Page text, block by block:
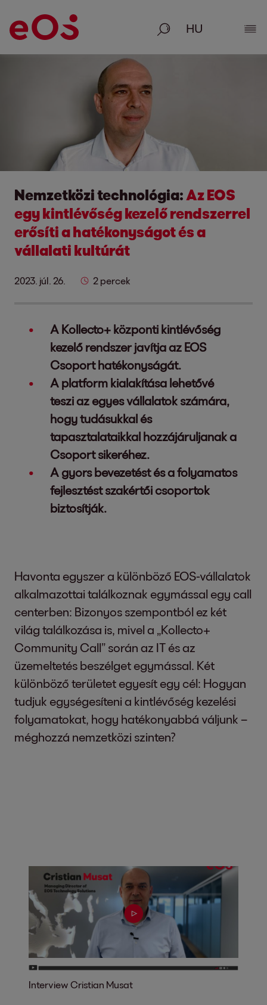
Keresés
Nemzetközi technológia: Az EOS
egy kintlévőség kezelő rendszerrel
erősíti a hatékonyságot és a
vállalati kultúrát
2023. júl. 26. 2 percek
A Kollecto+ központi kintlévőség
kezelő rendszer javítja az EOS
Csoport hatékonyságát.
A platform kialakítása lehetővé
teszi az egyes vállalatok számára,
hogy tudásukkal és
tapasztalataikkal hozzájáruljanak a
Csoport sikeréhez.
A gyors bevezetést és a folyamatos
fejlesztést szakértői csoportok
biztosítják.
Havonta egyszer a különböző EOS-vállalatok
alkalmazottai találkoznak egymással egy call
centerben: Bizonyos szempontból ez két
világ találkozása is, mivel a „Kollecto+
Community Call” során az IT és az
üzemeltetés beszélget egymással. Két
különböző területet egyesít egy cél: Hogyan
tudjuk egységesíteni a kintlévőség kezelési
folyamatokat, hogy hatékonyabbá váljunk –
méghozzá nemzetközi szinten?
Interview Cristian Musat